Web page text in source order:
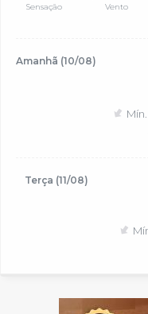
Sensação Vento
Amanhã (10/08)
Mín.
Terça (11/08)